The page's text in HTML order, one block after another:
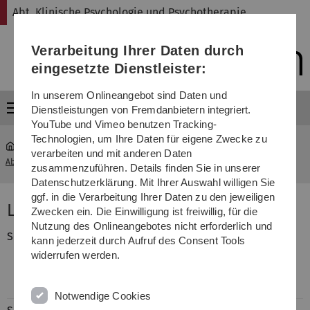
Direkt
Direkt
Direkt
(Sprache,
Drucken,
Media)
Direkt
Direkt
Abt. Klinische Psychologie und Psychotherapie
Menü
Abt. Klinische Psychologie und Psychotherapie
Lena Steubl, M.Sc.
Seit 10/2025
Psychologische Psychotherapeutin in
der Psychotherapeutischen
Verarbeitung Ihrer Daten durch
eingesetzte Dienstleister:
In unserem Onlineangebot sind Daten und
Dienstleistungen von Fremdanbietern integriert.
YouTube und Vimeo benutzen Tracking-
Technologien, um Ihre Daten für eigene Zwecke zu
verarbeiten und mit anderen Daten
zusammenzuführen. Details finden Sie in unserer
Datenschutzerklärung. Mit Ihrer Auswahl willigen Sie
ggf. in die Verarbeitung Ihrer Daten zu den jeweiligen
Zwecken ein. Die Einwilligung ist freiwillig, für die
Nutzung des Onlineangebotes nicht erforderlich und
kann jederzeit durch Aufruf des Consent Tools
widerrufen werden.
Notwendige Cookies